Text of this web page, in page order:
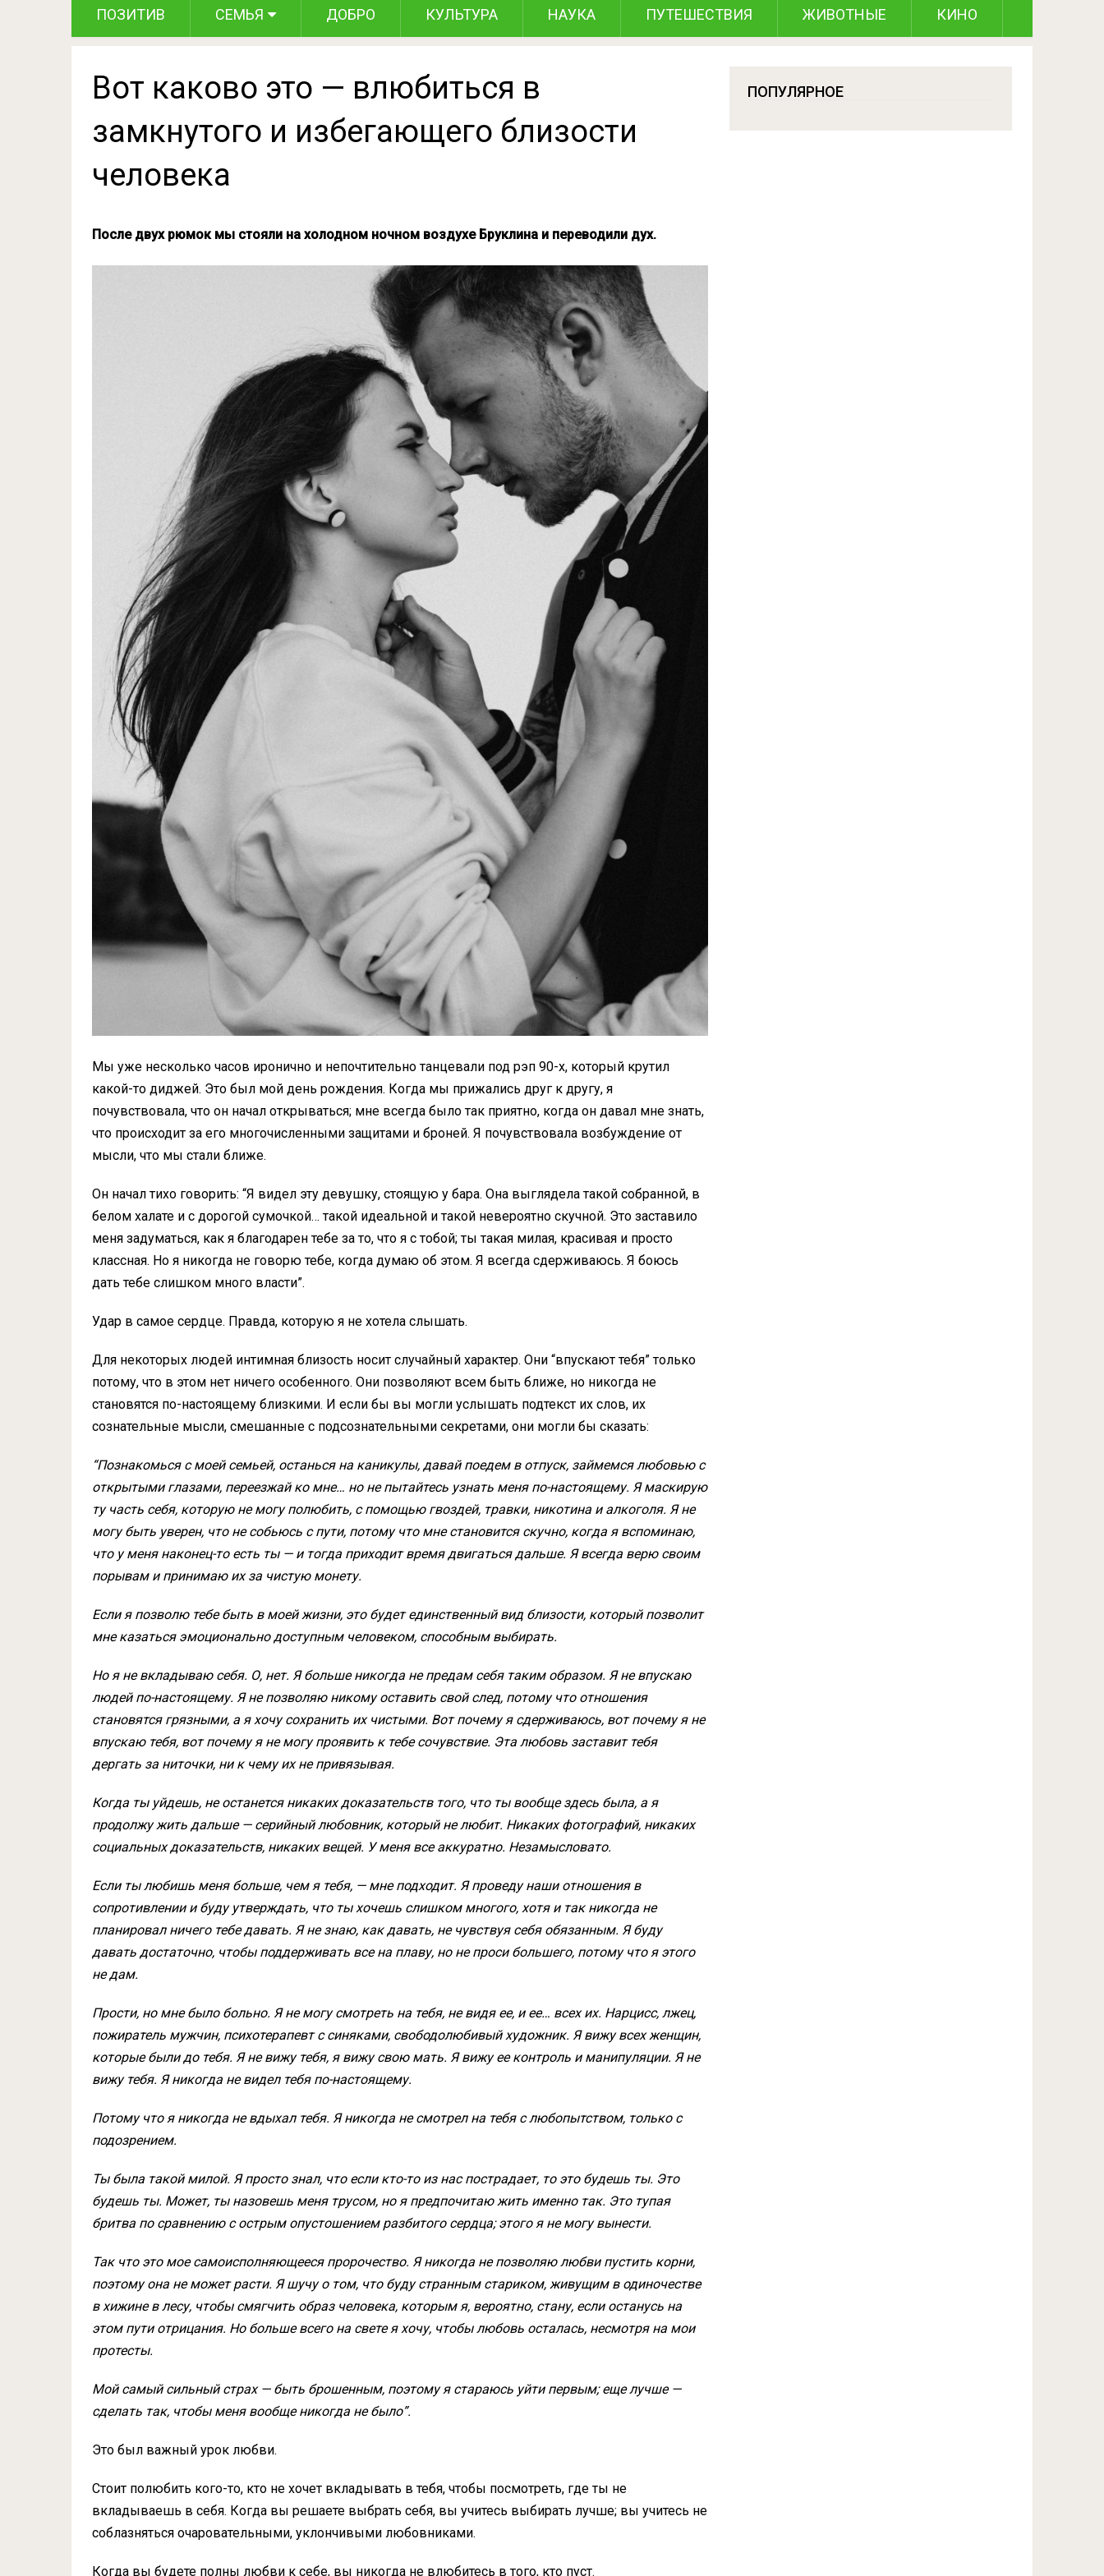
ПОЗИТИВ СЕМЬЯ ДОБРО КУЛЬТУРА НАУКА ПУТЕШЕСТВИЯ ЖИВОТНЫЕ КИНО
Вот каково это — влюбиться в
замкнутого и избегающего близости
человека
После двух рюмок мы стояли на холодном ночном воздухе Бруклина и переводили дух.
Мы уже несколько часов иронично и непочтительно танцевали под рэп 90-х, который крутил
какой-то диджей. Это был мой день рождения. Когда мы прижались друг к другу, я
почувствовала, что он начал открываться; мне всегда было так приятно, когда он давал мне знать,
что происходит за его многочисленными защитами и броней. Я почувствовала возбуждение от
мысли, что мы стали ближе.
Он начал тихо говорить: “Я видел эту девушку, стоящую у бара. Она выглядела такой собранной, в
белом халате и с дорогой сумочкой… такой идеальной и такой невероятно скучной. Это заставило
меня задуматься, как я благодарен тебе за то, что я с тобой; ты такая милая, красивая и просто
классная. Но я никогда не говорю тебе, когда думаю об этом. Я всегда сдерживаюсь. Я боюсь
дать тебе слишком много власти”.
Удар в самое сердце. Правда, которую я не хотела слышать.
Для некоторых людей интимная близость носит случайный характер. Они “впускают тебя” только
потому, что в этом нет ничего особенного. Они позволяют всем быть ближе, но никогда не
становятся по-настоящему близкими. И если бы вы могли услышать подтекст их слов, их
сознательные мысли, смешанные с подсознательными секретами, они могли бы сказать:
“Познакомься с моей семьей, останься на каникулы, давай поедем в отпуск, займемся любовью с
открытыми глазами, переезжай ко мне… но не пытайтесь узнать меня по-настоящему. Я маскирую
ту часть себя, которую не могу полюбить, с помощью гвоздей, травки, никотина и алкоголя. Я не
могу быть уверен, что не собьюсь с пути, потому что мне становится скучно, когда я вспоминаю,
что у меня наконец-то есть ты — и тогда приходит время двигаться дальше. Я всегда верю своим
порывам и принимаю их за чистую монету.
Если я позволю тебе быть в моей жизни, это будет единственный вид близости, который позволит
мне казаться эмоционально доступным человеком, способным выбирать.
Но я не вкладываю себя. О, нет. Я больше никогда не предам себя таким образом. Я не впускаю
людей по-настоящему. Я не позволяю никому оставить свой след, потому что отношения
становятся грязными, а я хочу сохранить их чистыми. Вот почему я сдерживаюсь, вот почему я не
впускаю тебя, вот почему я не могу проявить к тебе сочувствие. Эта любовь заставит тебя
дергать за ниточки, ни к чему их не привязывая.
Когда ты уйдешь, не останется никаких доказательств того, что ты вообще здесь была, а я
продолжу жить дальше — серийный любовник, который не любит. Никаких фотографий, никаких
социальных доказательств, никаких вещей. У меня все аккуратно. Незамысловато.
Если ты любишь меня больше, чем я тебя, — мне подходит. Я проведу наши отношения в
сопротивлении и буду утверждать, что ты хочешь слишком многого, хотя и так никогда не
планировал ничего тебе давать. Я не знаю, как давать, не чувствуя себя обязанным. Я буду
давать достаточно, чтобы поддерживать все на плаву, но не проси большего, потому что я этого
не дам.
Прости, но мне было больно. Я не могу смотреть на тебя, не видя ее, и ее… всех их. Нарцисс, лжец,
пожиратель мужчин, психотерапевт с синяками, свободолюбивый художник. Я вижу всех женщин,
которые были до тебя. Я не вижу тебя, я вижу свою мать. Я вижу ее контроль и манипуляции. Я не
вижу тебя. Я никогда не видел тебя по-настоящему.
Потому что я никогда не вдыхал тебя. Я никогда не смотрел на тебя с любопытством, только с
подозрением.
Ты была такой милой. Я просто знал, что если кто-то из нас пострадает, то это будешь ты. Это
будешь ты. Может, ты назовешь меня трусом, но я предпочитаю жить именно так. Это тупая
бритва по сравнению с острым опустошением разбитого сердца; этого я не могу вынести.
Так что это мое самоисполняющееся пророчество. Я никогда не позволяю любви пустить корни,
поэтому она не может расти. Я шучу о том, что буду странным стариком, живущим в одиночестве
в хижине в лесу, чтобы смягчить образ человека, которым я, вероятно, стану, если останусь на
этом пути отрицания. Но больше всего на свете я хочу, чтобы любовь осталась, несмотря на мои
протесты.
Мой самый сильный страх — быть брошенным, поэтому я стараюсь уйти первым; еще лучше —
сделать так, чтобы меня вообще никогда не было”.
Это был важный урок любви.
Стоит полюбить кого-то, кто не хочет вкладывать в тебя, чтобы посмотреть, где ты не
вкладываешь в себя. Когда вы решаете выбрать себя, вы учитесь выбирать лучше; вы учитесь не
соблазняться очаровательными, уклончивыми любовниками.
Когда вы будете полны любви к себе, вы никогда не влюбитесь в того, кто пуст.
ПОПУЛЯРНОЕ